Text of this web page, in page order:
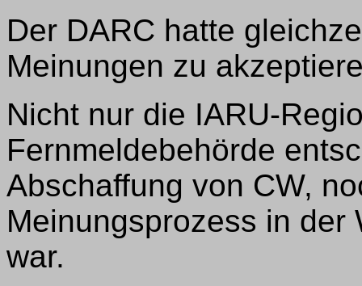
Der DARC hatte
Meinungen zu
Nicht nur die IARU-
Fernmeldebehörde
Abschaffung von CW,
Meinungsprozess in der
war.